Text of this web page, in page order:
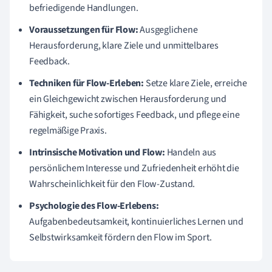
befriedigende Handlungen.
Voraussetzungen für Flow:Ausgeglichene
Herausforderung, klare Ziele und unmittelbares
Feedback.
Techniken für Flow-Erleben: Setze klare Ziele, erreiche
ein Gleichgewicht zwischen Herausforderung und
Fähigkeit, suche sofortiges Feedback, und pflege eine
regelmäßige Praxis.
Intrinsische Motivation und Flow: Handeln aus
persönlichem Interesse und Zufriedenheit erhöht die
Wahrscheinlichkeit für den Flow-Zustand.
Psychologie des Flow-Erlebens:
Aufgabenbedeutsamkeit, kontinuierliches Lernen und
Selbstwirksamkeit fördern den Flow im Sport.